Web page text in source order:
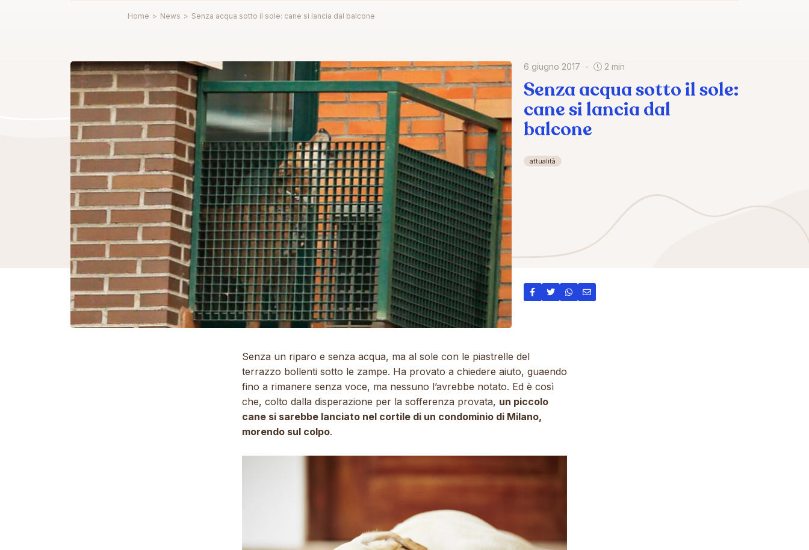
Home > News > Senza acqua sotto il sole: cane si lancia dal balcone
6 giugno 2017 2 min
Senza acqua sotto il sole:
cane si lancia dal
balcone
attualità
Senza un riparo e senza acqua, ma al sole con le piastrelle del
terrazzo bollenti sotto le zampe. Ha provato a chiedere aiuto, guaendo
fino a rimanere senza voce, ma nessuno l’avrebbe notato. Ed è così
che, colto dalla disperazione per la sofferenza provata, un piccolo
cane si sarebbe lanciato nel cortile di un condominio di Milano,
morendo sul colpo.